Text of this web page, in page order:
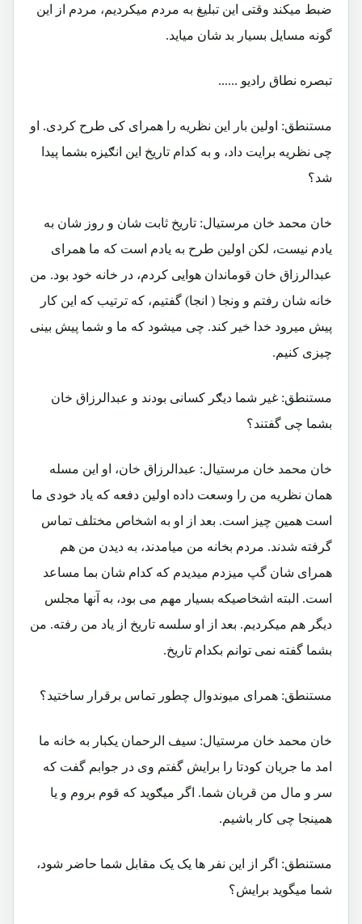
ضبط میکند وقتی این تبلیغ به مردم میکردیم، مردم از این
گونه مسایل بسیار بد شان میاید.
تبصره نطاق رادیو ......
مستنطق: اولین بار این نظریه را همرای کی طرح کردی. او
چی نظریه برایت داد، و به کدام تاریخ این انګیزه بشما پیدا
شد؟
خان محمد خان مرستیال: تاریخ ثابت شان و روز شان به
یادم نیست، لکن اولین طرح به یادم است که ما همرای
عبدالرزاق خان قوماندان هوایی کردم، در خانه خود بود. من
خانه شان رفتم و ونجا ( انجا) گفتیم، که ترتیب که این کار
پیش میرود خدا خیر کند. چی میشود که ما و شما پیش بینی
چیزی کنیم.
مستنطق: غیر شما دیګر کسانی بودند و عبدالرزاق خان
بشما چی گفتند؟
خان محمد خان مرستیال: عبدالرزاق خان، او این مسله
همان نظریه من را وسعت داده اولین دفعه که یاد خودی ما
است همین چیز است. بعد از او به اشخاص مختلف تماس
گرفته شدند. مردم بخانه من میامدند، به دیدن من هم
همرای شان گپ میزدم میدیدم که کدام شان بما مساعد
است. البته اشخاصیکه بسیار مهم می بود، به آنها مجلس
دیگر هم میکردیم. بعد از او سلسه تاریخ از یاد من رفته. من
بشما گفته نمی توانم بکدام تاریخ.
مستنطق: همرای میوندوال چطور تماس برقرار ساختید؟
خان محمد خان مرستیال: سیف الرحمان یکبار به خانه ما
امد ما جریان کودتا را برایش گفتم وی در جوابم گفت که
سر و مال من قربان شما. اگر میګوید که قوم بروم و یا
همینجا چی کار باشیم.
مستنطق: اگر از این نفر ها یک یک مقابل شما حاضر شود،
شما میگوید برایش؟